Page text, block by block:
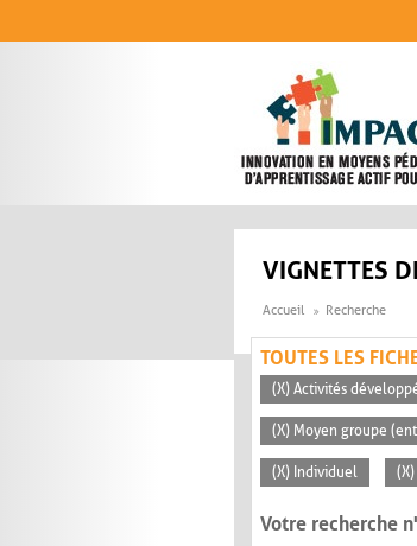
VIGNETTES
Accueil Recherche
TOUTES LES
(X) Activités
(X) Moyen groupe
(X) Individuel
Votre recherche